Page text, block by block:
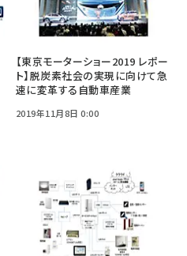
【東京モーターショー2019 レポー
ト】脱炭素社会の実現に向けて急
速に変革する自動車産業
2019年11月8日 0:00